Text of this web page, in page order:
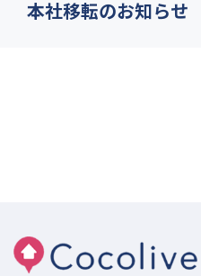
本社移転のお知らせ